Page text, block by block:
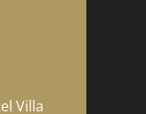
Villa